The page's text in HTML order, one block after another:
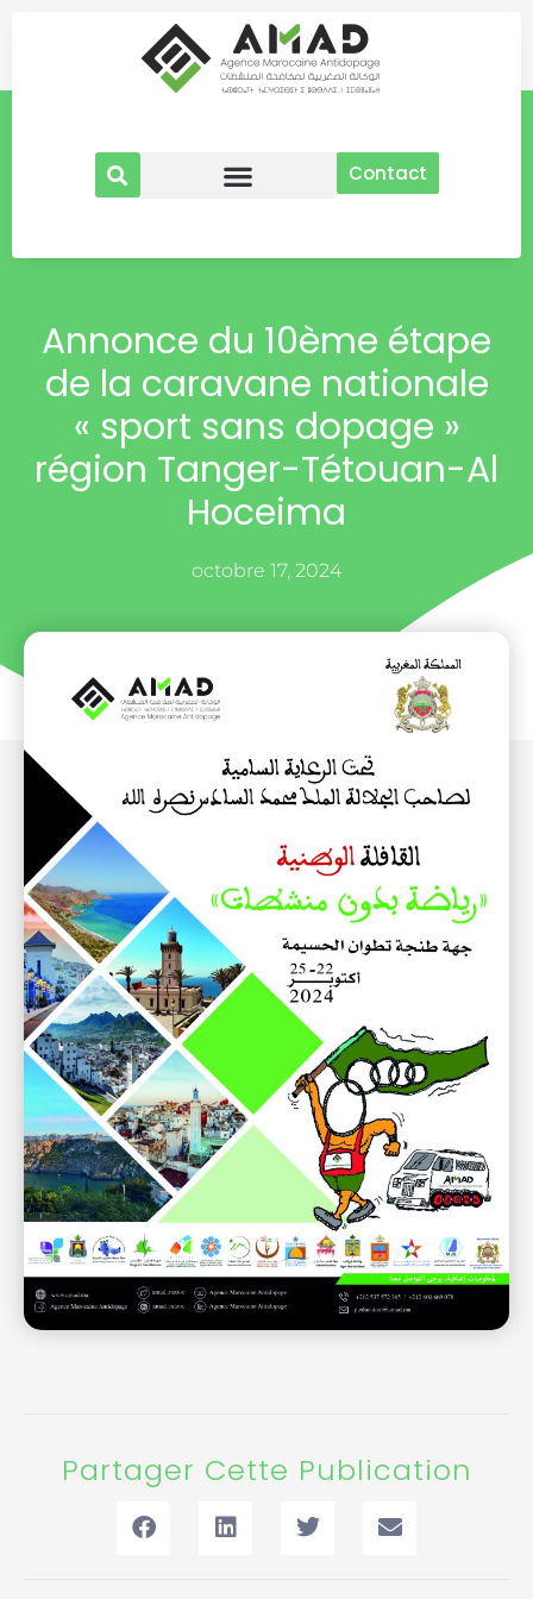
Contact
Annonce du 10ème étape
de la caravane nationale
« sport sans dopage »
région Tanger-Tétouan-Al
Hoceima
octobre 17, 2024
Partager Cette Publication